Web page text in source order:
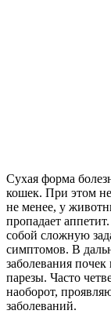
Сухая форма
кошек. При этом
не менее, у
пропадает
собой сложную
симптомов. В
заболевания
парезы. Часто
наоборот,
заболеваний.